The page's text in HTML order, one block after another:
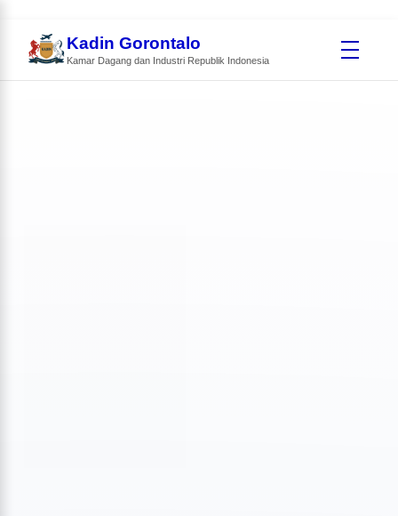
Kadin Gorontalo
Kamar Dagang dan Industri Republik Indonesia